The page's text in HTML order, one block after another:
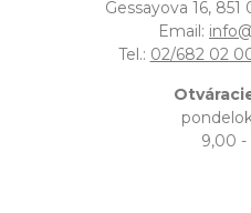
Gessayova 16, 851
Email:
Tel.: 02/682 02
9,00 -